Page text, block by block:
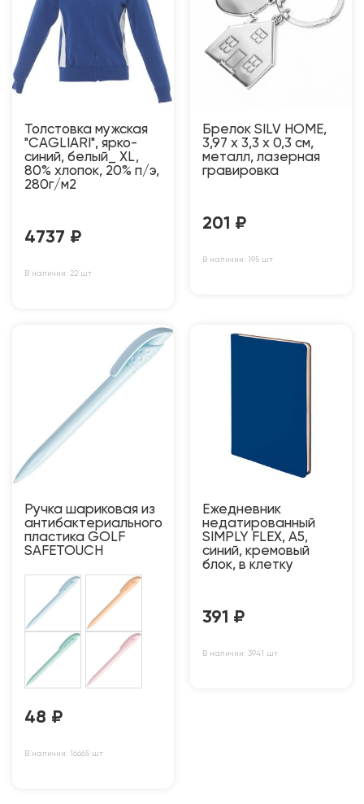
Толстовка мужская
"CAGLIARI", ярко-
синий, белый_ XL,
80% хлопок, 20% п/э,
280г/м2
4737 ₽
В наличии: 22 шт
Брелок SILV HOME,
3,97 x 3,3 x 0,3 см,
металл, лазерная
гравировка
201 ₽
В наличии: 195 шт
Ручка шариковая из
антибактериального
пластика GOLF
SAFETOUCH
48 ₽
В наличии: 16665 шт
Ежедневник
недатированный
SIMPLY FLEX, А5,
синий, кремовый
блок, в клетку
391 ₽
В наличии: 3941 шт